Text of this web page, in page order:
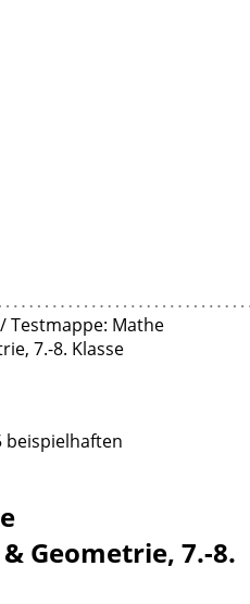
/ Testmappe: Mathe
7.-8. Klasse
beispielhaften
Geometrie, 7.-8.